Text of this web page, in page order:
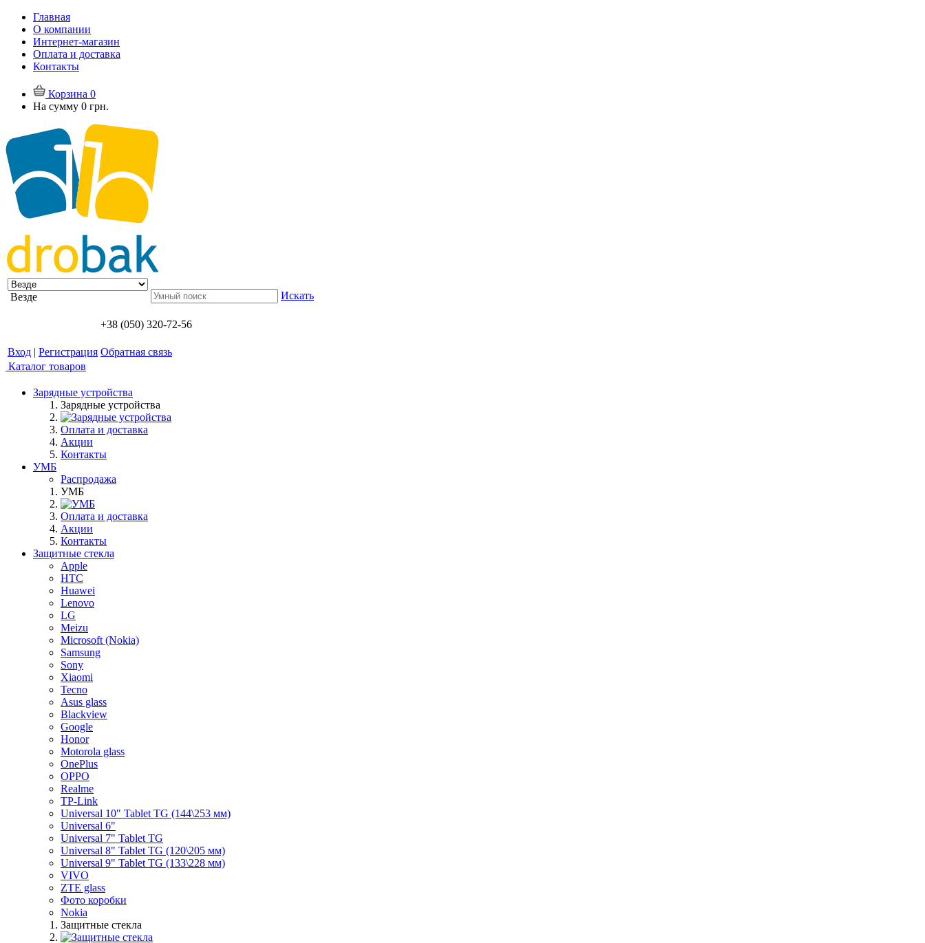
Главная
О компании
Интернет-магазин
Оплата и доставка
Контакты
Корзина 0
На сумму 0 грн.
Везде Искать
+38 (050) 320-72-56
Вход | Регистрация Обратная связь
Каталог товаров
Зарядные устройства
Зарядные устройства
Оплата и доставка
Акции
Контакты
УМБ
Распродажа
УМБ
Оплата и доставка
Акции
Контакты
Защитные стекла
Apple
HTC
Huawei
Lenovo
LG
Meizu
Microsoft (Nokia)
Samsung
Sony
Xiaomi
Tecno
Asus glass
Blackview
Google
Honor
Motorola glass
OnePlus
OPPO
Realme
TP-Link
Universal 10" Tablet TG (144\253 мм)
Universal 6"
Universal 7" Tablet TG
Universal 8" Tablet TG (120\205 мм)
Universal 9" Tablet TG (133\228 мм)
VIVO
ZTE glass
Фото коробки
Nokia
Защитные стекла